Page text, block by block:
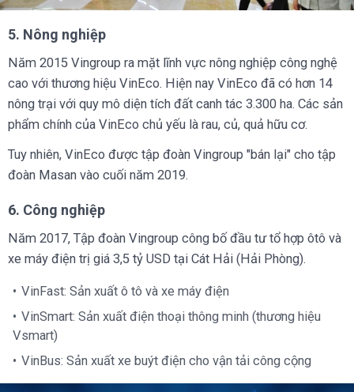
​​​5. Nông nghiệp
Năm 2015 Vingroup ra mặt lĩnh vực nông nghiệp công nghệ
cao với thương hiệu VinEco. Hiện nay VinEco đã có hơn 14
nông trại với quy mô diện tích đất canh tác 3.300 ha. Các sản
phẩm chính của VinEco chủ yếu là rau, củ, quả hữu cơ.
Tuy nhiên, VinEco được tập đoàn Vingroup "bán lại" cho tập
đoàn Masan vào cuối năm 2019.
6. Công nghiệp
Năm 2017, Tập đoàn Vingroup công bố đầu tư tổ hợp ôtô và
xe máy điện trị giá 3,5 tỷ USD tại Cát Hải (Hải Phòng).
VinFast: Sản xuất ô tô và xe máy điện
VinSmart: Sản xuất điện thoại thông minh (thương hiệu
Vsmart)
VinBus: Sản xuất xe buýt điện cho vận tải công cộng